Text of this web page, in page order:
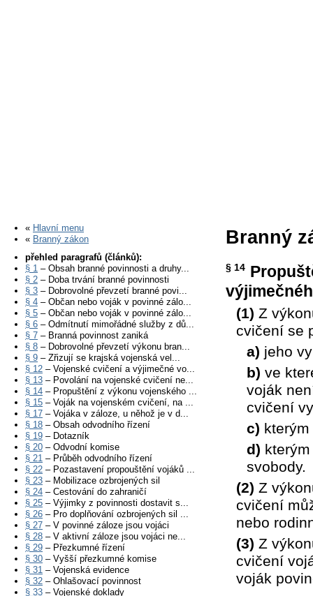
« Hlavní menu
« Branný zákon
přehled paragrafů (článků):
§ 1 – Obsah branné povinnosti a druhy...
§ 2 – Doba trvání branné povinnosti
§ 3 – Dobrovolné převzetí branné povi...
§ 4 – Občan nebo voják v povinné zálo...
§ 5 – Občan nebo voják v povinné zálo...
§ 6 – Odmítnutí mimořádné služby z dů...
§ 7 – Branná povinnost zaniká
§ 8 – Dobrovolné převzetí výkonu bran...
§ 9 – Zřizují se krajská vojenská vel...
§ 12 – Vojenské cvičení a výjimečné vo...
§ 13 – Povolání na vojenské cvičení ne...
§ 14 – Propuštění z výkonu vojenského ...
§ 15 – Voják na vojenském cvičení, na ...
§ 17 – Vojáka v záloze, u něhož je v d...
§ 18 – Obsah odvodního řízení
§ 19 – Dotazník
§ 20 – Odvodní komise
§ 21 – Průběh odvodního řízení
§ 22 – Pozastavení propouštění vojáků ...
§ 23 – Mobilizace ozbrojených sil
§ 24 – Cestování do zahraničí
§ 25 – Výjimky z povinnosti dostavit s...
§ 26 – Pro doplňování ozbrojených sil ...
§ 27 – V povinné záloze jsou vojáci
§ 28 – V aktivní záloze jsou vojáci ne...
§ 29 – Přezkumné řízení
§ 30 – Vyšší přezkumné komise
§ 31 – Vojenská evidence
§ 32 – Ohlašovací povinnost
§ 33 – Vojenské doklady
Branný
§ 14
(1) Z
cvičení se
a) jeho
b) ve
voják
cvičení
c)
d)
svobody.
(2) Z
cvičení
nebo
(3) Z
cvičení
voják